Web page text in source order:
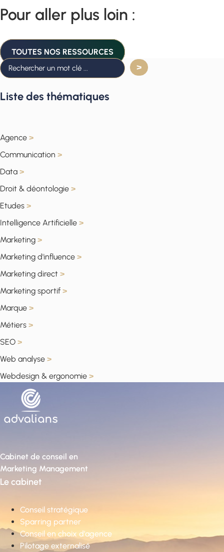
Pour aller plus loin :
TOUTES NOS RESSOURCES
Liste des thématiques
Agence >
Communication >
Data >
Droit & déontologie >
Etudes >
Intelligence Artificielle >
Marketing >
Marketing d'influence >
Marketing direct >
Marketing sportif >
Marque >
Métiers >
SEO >
Web analyse >
Webdesign & ergonomie >
Cabinet de conseil en
Marketing Management
Le cabinet
Conseil stratégique
Sparring partner
Conseil en choix d’agence
Pilotage externalisé